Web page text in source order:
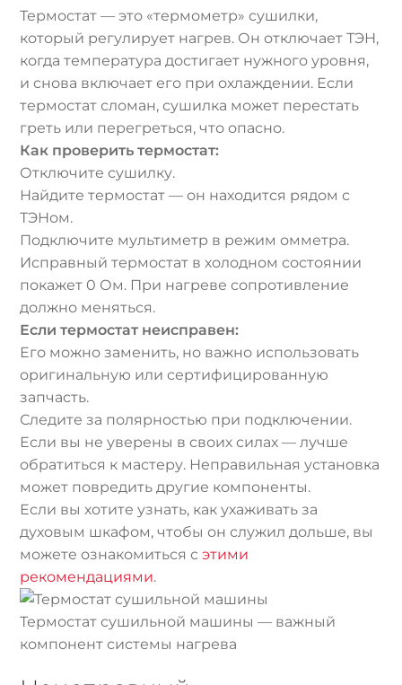
Термостат — это «термометр» сушилки,
который регулирует нагрев. Он отключает ТЭН,
когда температура достигает нужного уровня,
и снова включает его при охлаждении. Если
термостат сломан, сушилка может перестать
греть или перегреться, что опасно.
Как проверить термостат:
Отключите сушилку.
Найдите термостат — он находится рядом с
ТЭНом.
Подключите мультиметр в режим омметра.
Исправный термостат в холодном состоянии
покажет 0 Ом. При нагреве сопротивление
должно меняться.
Если термостат неисправен:
Его можно заменить, но важно использовать
оригинальную или сертифицированную
запчасть.
Следите за полярностью при подключении.
Если вы не уверены в своих силах — лучше
обратиться к мастеру. Неправильная установка
может повредить другие компоненты.
Если вы хотите узнать, как ухаживать за
духовым шкафом, чтобы он служил дольше, вы
можете ознакомиться сэтими
рекомендациями.
Термостат сушильной машины — важный
компонент системы нагрева